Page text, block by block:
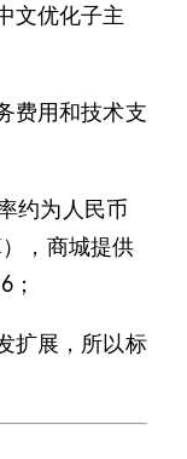
文优化子主
费用和技术支
约为人民币
，商城提供
扩展，所以标